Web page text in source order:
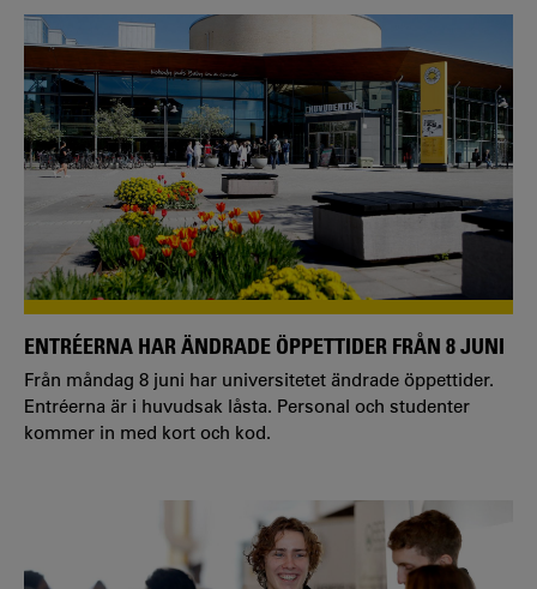
ENTRÉERNA HAR ÄNDRADE ÖPPETTIDER FRÅN 8 JUNI
Från måndag 8 juni har universitetet ändrade öppettider.
Entréerna är i huvudsak låsta. Personal och studenter
kommer in med kort och kod.